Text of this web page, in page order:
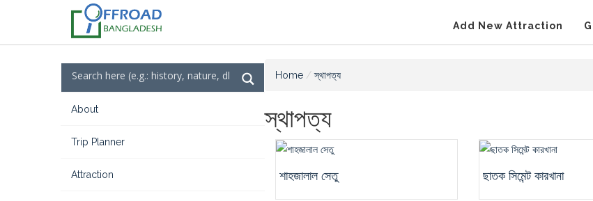
Add New Attraction
About
Trip Planner
Attraction
Home স্থাপত্য
স্থাপত্য
শাহজালাল সেতু ছাতক সিমেন্ট কারখানা